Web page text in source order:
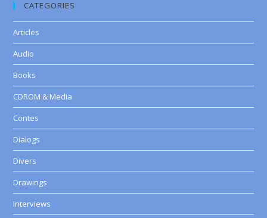
CATEGORIES
Articles
Audio
Books
CDROM & Media
Contes
Dialogs
Divers
Drawings
Interviews